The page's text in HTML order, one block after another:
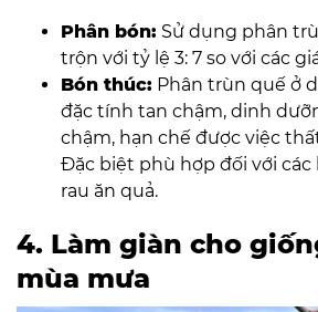
Phân bón: Sử dụng phân
trộn với tỷ lệ 3: 7 so với các
Bón thúc: Phân trùn quế ở
đặc tính tan chậm, dinh
chậm, hạn chế được việc
Đặc biệt phù hợp đối với các
rau ăn quả.
4. Làm giàn cho
mùa mưa